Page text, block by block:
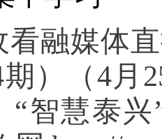
看融媒体
期） （4月
“智慧泰兴